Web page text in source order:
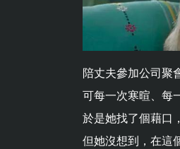
陪丈夫參加公司聚
可每一次寒暄、每
於是她找了個藉口
但她沒想到，在這